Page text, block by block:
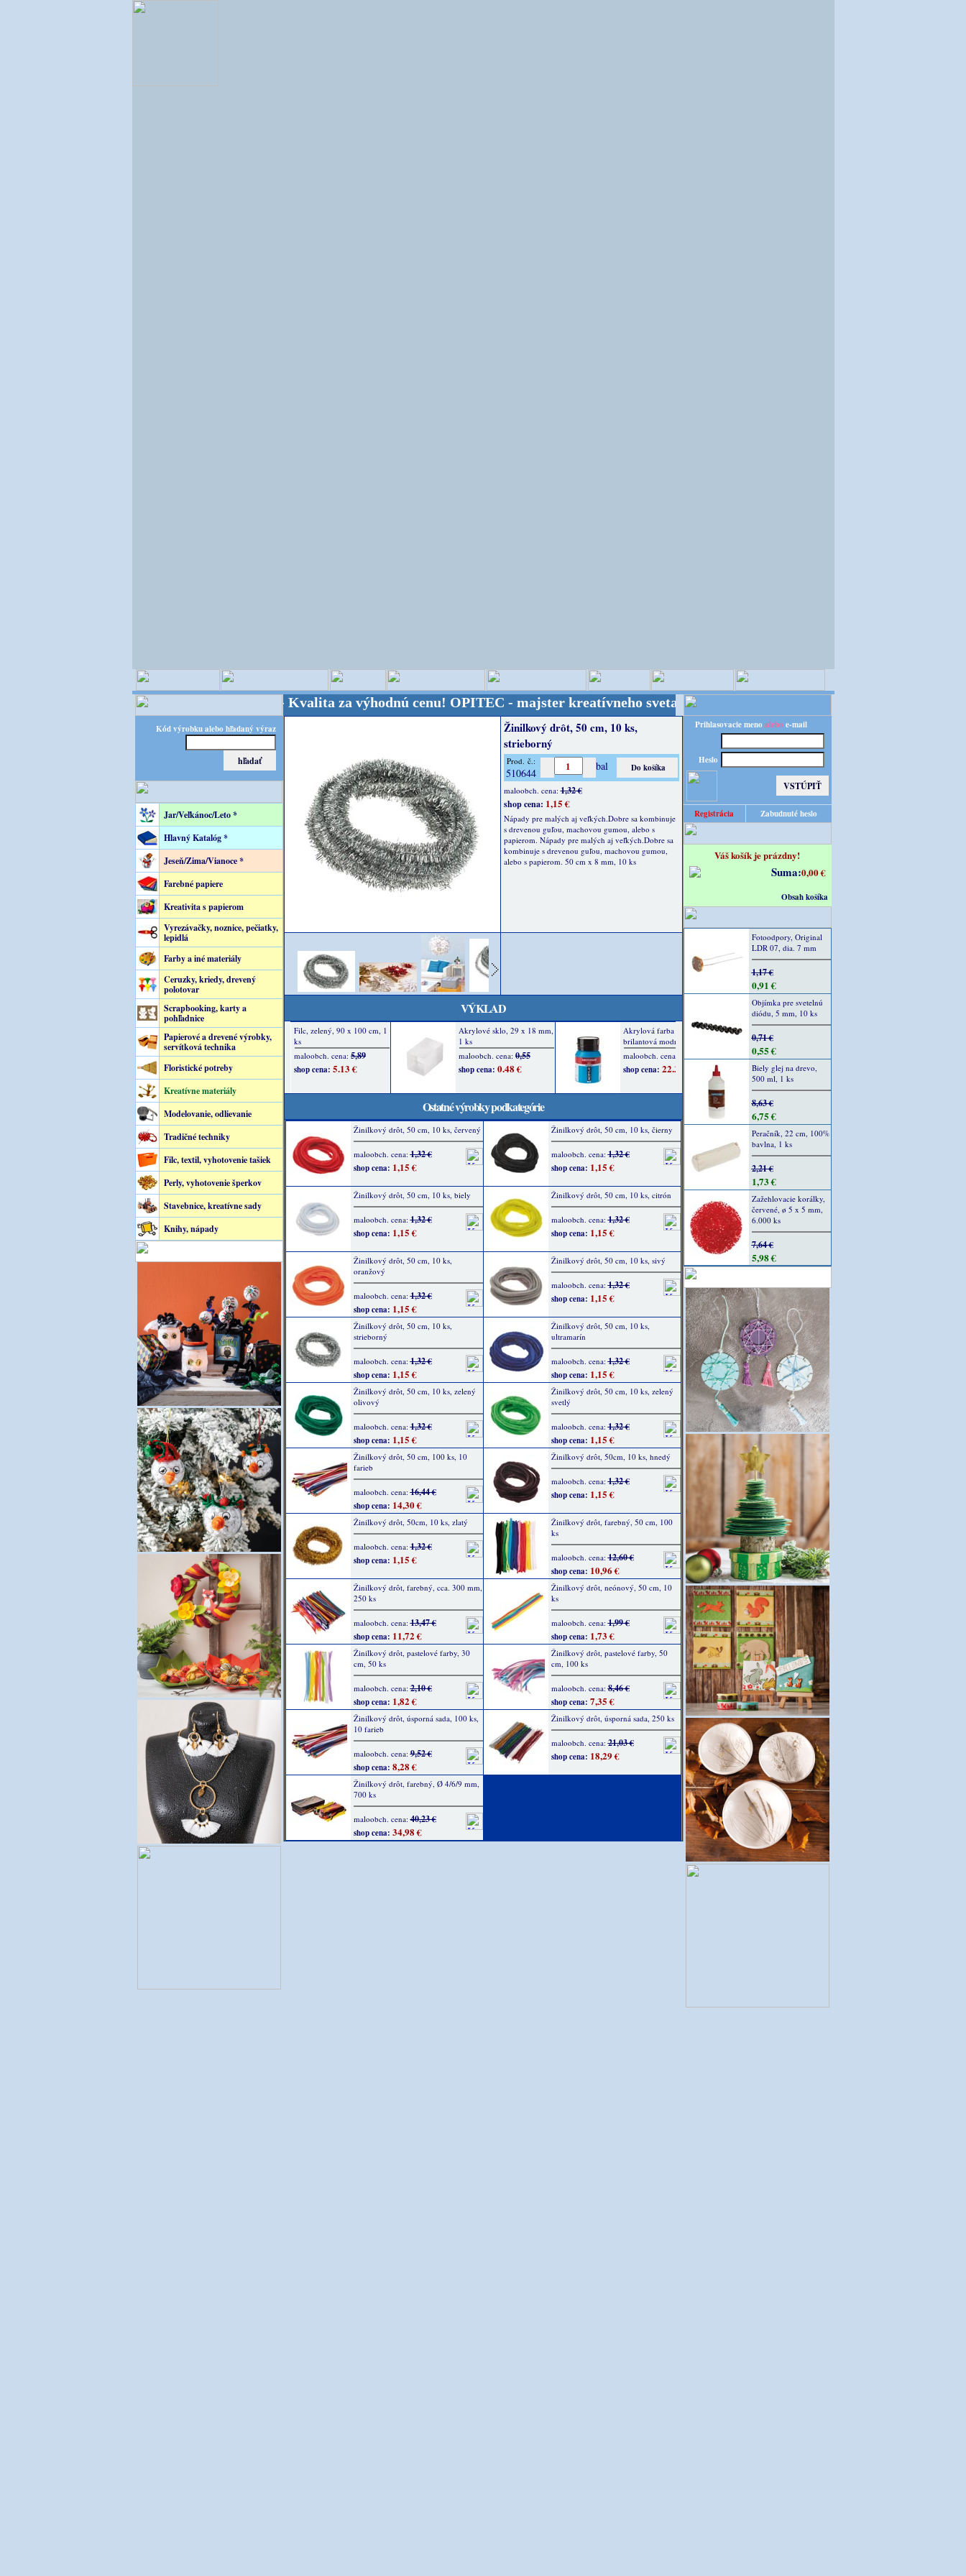
Kód výrobku alebo hľadaný výraz
Jar/Veľkánoc/Leto *
Hlavný Katalóg *
Jeseň/Zima/Vianoce *
Farebné papiere
Kreativita s papierom
Vyrezávačky, noznice, pečiatky,
lepidlá
Farby a iné materiály
Ceruzky, kriedy, drevený
polotovar
Scrapbooking, karty a
pohľadnice
Papierové a drevené výrobky,
servítková technika
Floristické potreby
Kreatívne materiály
Modelovanie, odlievanie
Tradičné techniky
Filc, textil, vyhotovenie tašiek
Perly, vyhotovenie šperkov
Stavebnice, kreatívne sady
Knihy, nápady
OPITEC - majster kreatívneho sveta - Kvalita za výhodnú cenu! OPITEC - majster kreatívneho sveta - Kvalita za výhodnú cenu!
Žinilkový drôt, 50 cm, 10 ks,
strieborný
Prod. č.:
510644
bal
maloobch. cena:1,32 €
shop cena: 1,15 €
Nápady pre malých aj veľkých.Dobre sa kombinuje
s drevenou guľou, machovou gumou, alebo s
papierom. Nápady pre malých aj veľkých.Dobre sa
kombinuje s drevenou guľou, machovou gumou,
alebo s papierom. 50 cm x 8 mm, 10 ks
VÝKLAD
Ostatné výrobky podkategórie
Žinilkový drôt, 50 cm, 10 ks, červený
maloobch. cena:1,32 €
shop cena: 1,15 €
Žinilkový drôt, 50 cm, 10 ks, čierny
maloobch. cena:1,32 €
shop cena: 1,15 €
Žinilkový drôt, 50 cm, 10 ks, biely
maloobch. cena:1,32 €
shop cena: 1,15 €
Žinilkový drôt, 50 cm, 10 ks, citrón
maloobch. cena:1,32 €
shop cena: 1,15 €
Žinilkový drôt, 50 cm, 10 ks,
oranžový
maloobch. cena:1,32 €
shop cena: 1,15 €
Žinilkový drôt, 50 cm, 10 ks, sivý
maloobch. cena:1,32 €
shop cena: 1,15 €
Žinilkový drôt, 50 cm, 10 ks,
strieborný
maloobch. cena:1,32 €
shop cena: 1,15 €
Žinilkový drôt, 50 cm, 10 ks,
ultramarín
maloobch. cena:1,32 €
shop cena: 1,15 €
Žinilkový drôt, 50 cm, 10 ks, zelený
olivový
maloobch. cena:1,32 €
shop cena: 1,15 €
Žinilkový drôt, 50 cm, 10 ks, zelený
svetlý
maloobch. cena:1,32 €
shop cena: 1,15 €
Žinilkový drôt, 50 cm, 100 ks, 10
farieb
maloobch. cena:16,44 €
shop cena: 14,30 €
Žinilkový drôt, 50cm, 10 ks, hnedý
maloobch. cena:1,32 €
shop cena: 1,15 €
Žinilkový drôt, 50cm, 10 ks, zlatý
maloobch. cena:1,32 €
shop cena: 1,15 €
Žinilkový drôt, farebný, 50 cm, 100
ks
maloobch. cena:12,60 €
shop cena: 10,96 €
Žinilkový drôt, farebný, cca. 300 mm,
250 ks
maloobch. cena:13,47 €
shop cena: 11,72 €
Žinilkový drôt, neónový, 50 cm, 10
ks
maloobch. cena:1,99 €
shop cena: 1,73 €
Žinilkový drôt, pastelové farby, 30
cm, 50 ks
maloobch. cena:2,10 €
shop cena: 1,82 €
Žinilkový drôt, pastelové farby, 50
cm, 100 ks
maloobch. cena:8,46 €
shop cena: 7,35 €
Žinilkový drôt, úsporná sada, 100 ks,
10 farieb
maloobch. cena:9,52 €
shop cena: 8,28 €
Žinilkový drôt, úsporná sada, 250 ks
maloobch. cena:21,03 €
shop cena: 18,29 €
Žinilkový drôt, farebný, Ø 4/6/9 mm,
700 ks
maloobch. cena:40,23 €
shop cena: 34,98 €
Prihlasovacie meno alebo e-mail
Heslo
Registrácia Zabudnuté heslo
Váš košík je prázdny!
Suma:0,00 €
Obsah košíka
Fotoodpory, Original
LDR 07, dia. 7 mm
1,17 €
0,91 €
Objímka pre svetelnú
diódu, 5 mm, 10 ks
0,71 €
0,55 €
Biely glej na drevo,
500 ml, 1 ks
8,63 €
6,75 €
Peračník, 22 cm, 100%
bavlna, 1 ks
2,21 €
1,73 €
Zažehlovacie korálky,
červené, ø 5 x 5 mm,
6.000 ks
7,64 €
5,98 €